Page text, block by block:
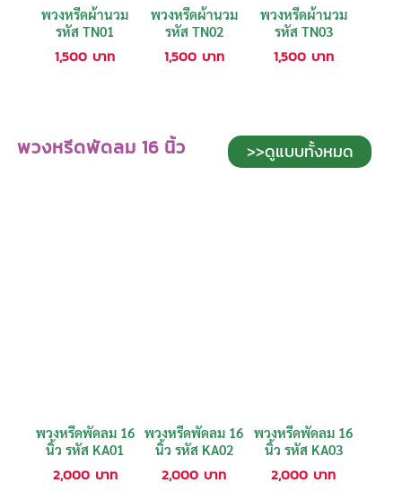
พวงหรีดผ้านวม
รหัส TN01
1,500 บาท
พวงหรีดผ้านวม
รหัส TN02
1,500 บาท
พวงหรีดผ้านวม
รหัส TN03
1,500 บาท
พวงหรีดพัดลม 16 นิ้ว >>ดูแบบทั้งหมด
พวงหรีดพัดลม 16
นิ้ว รหัส KA01
2,000 บาท
พวงหรีดพัดลม 16
นิ้ว รหัส KA02
2,000 บาท
พวงหรีดพัดลม 16
นิ้ว รหัส KA03
2,000 บาท